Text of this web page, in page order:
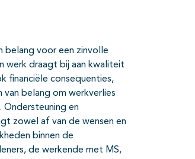
belang voor een zinvolle
werk draagt bij aan kwaliteit
financiële consequenties,
belang om werkverlies
en
zowel af van de wensen en
binnen de
de werkende met MS,